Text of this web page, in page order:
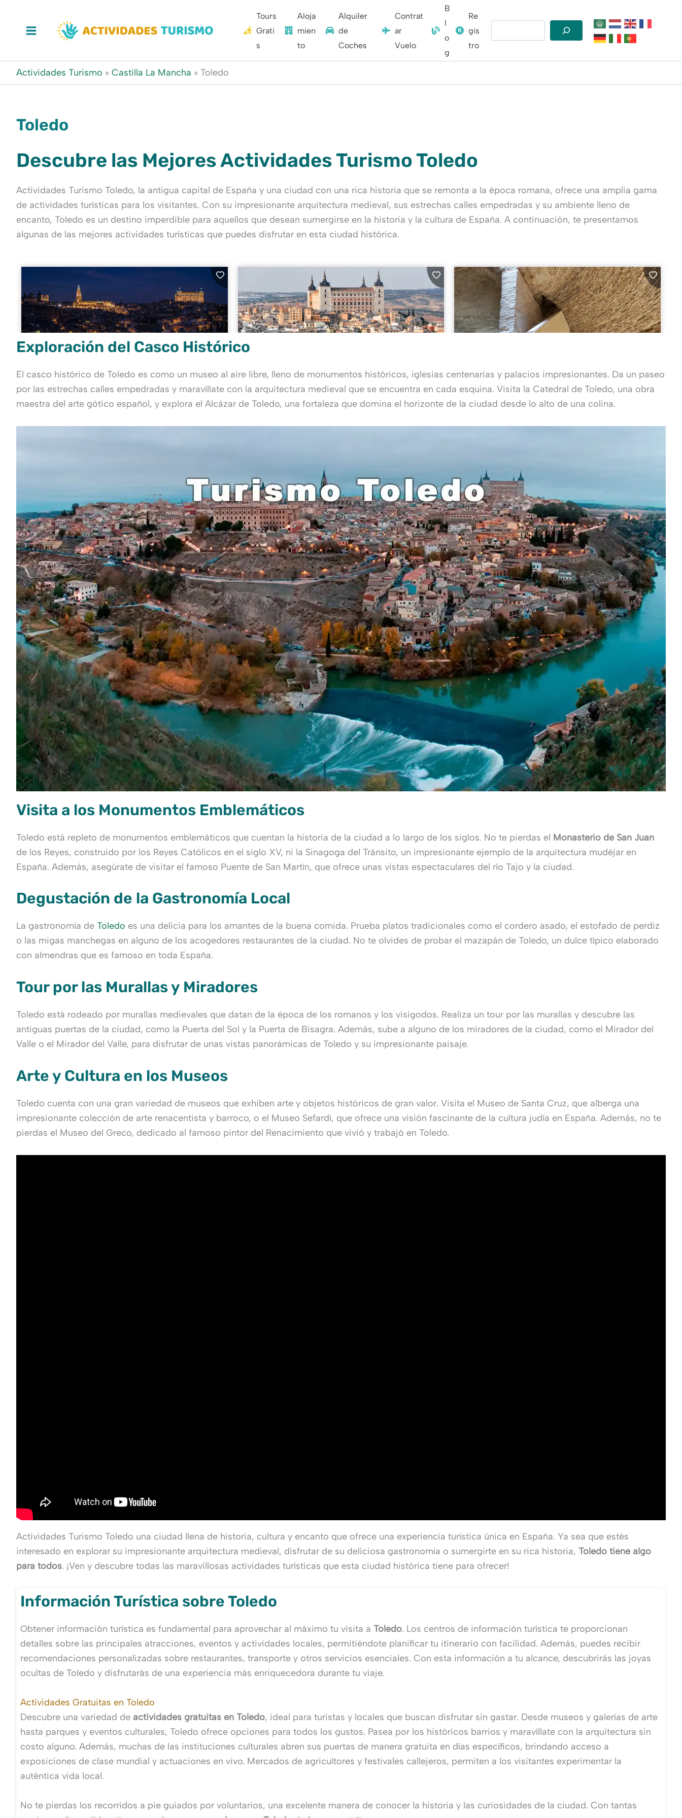
contenido
Tours
Grati
s
Aloja
mien
to
Alquiler
de
Coches
Contrat
ar
Vuelo
B
l
o
g
Re
gis
tro
Buscar
Actividades Turismo » Castilla La Mancha » Toledo
Toledo
Descubre las Mejores Actividades Turismo Toledo
Actividades Turismo Toledo, la antigua capital de España y una ciudad con una rica historia que se remonta a la época romana, ofrece una amplia gama
de actividades turísticas para los visitantes. Con su impresionante arquitectura medieval, sus estrechas calles empedradas y su ambiente lleno de
encanto, Toledo es un destino imperdible para aquellos que desean sumergirse en la historia y la cultura de España. A continuación, te presentamos
algunas de las mejores actividades turísticas que puedes disfrutar en esta ciudad histórica.
Exploración del Casco Histórico
El casco histórico de Toledo es como un museo al aire libre, lleno de monumentos históricos, iglesias centenarias y palacios impresionantes. Da un paseo
por las estrechas calles empedradas y maravíllate con la arquitectura medieval que se encuentra en cada esquina. Visita la Catedral de Toledo, una obra
maestra del arte gótico español, y explora el Alcázar de Toledo, una fortaleza que domina el horizonte de la ciudad desde lo alto de una colina.
Visita a los Monumentos Emblemáticos
Toledo está repleto de monumentos emblemáticos que cuentan la historia de la ciudad a lo largo de los siglos. No te pierdas el Monasterio de San Juan
de los Reyes, construido por los Reyes Católicos en el siglo XV, ni la Sinagoga del Tránsito, un impresionante ejemplo de la arquitectura mudéjar en
España. Además, asegúrate de visitar el famoso Puente de San Martín, que ofrece unas vistas espectaculares del río Tajo y la ciudad.
Degustación de la Gastronomía Local
La gastronomía de Toledo es una delicia para los amantes de la buena comida. Prueba platos tradicionales como el cordero asado, el estofado de perdiz
o las migas manchegas en alguno de los acogedores restaurantes de la ciudad. No te olvides de probar el mazapán de Toledo, un dulce típico elaborado
con almendras que es famoso en toda España.
Tour por las Murallas y Miradores
Toledo está rodeado por murallas medievales que datan de la época de los romanos y los visigodos. Realiza un tour por las murallas y descubre las
antiguas puertas de la ciudad, como la Puerta del Sol y la Puerta de Bisagra. Además, sube a alguno de los miradores de la ciudad, como el Mirador del
Valle o el Mirador del Valle, para disfrutar de unas vistas panorámicas de Toledo y su impresionante paisaje.
Arte y Cultura en los Museos
Toledo cuenta con una gran variedad de museos que exhiben arte y objetos históricos de gran valor. Visita el Museo de Santa Cruz, que alberga una
impresionante colección de arte renacentista y barroco, o el Museo Sefardí, que ofrece una visión fascinante de la cultura judía en España. Además, no te
pierdas el Museo del Greco, dedicado al famoso pintor del Renacimiento que vivió y trabajó en Toledo.
Actividades Turismo Toledo una ciudad llena de historia, cultura y encanto que ofrece una experiencia turística única en España. Ya sea que estés
interesado en explorar su impresionante arquitectura medieval, disfrutar de su deliciosa gastronomía o sumergirte en su rica historia, Toledo tiene algo
para todos. ¡Ven y descubre todas las maravillosas actividades turísticas que esta ciudad histórica tiene para ofrecer!
Información Turística sobre Toledo
Obtener información turística es fundamental para aprovechar al máximo tu visita a Toledo. Los centros de información turística te proporcionan
detalles sobre las principales atracciones, eventos y actividades locales, permitiéndote planificar tu itinerario con facilidad. Además, puedes recibir
recomendaciones personalizadas sobre restaurantes, transporte y otros servicios esenciales. Con esta información a tu alcance, descubrirás las joyas
ocultas de Toledo y disfrutarás de una experiencia más enriquecedora durante tu viaje.
Actividades Gratuitas en Toledo
Descubre una variedad de actividades gratuitas en Toledo, ideal para turistas y locales que buscan disfrutar sin gastar. Desde museos y galerías de arte
hasta parques y eventos culturales, Toledo ofrece opciones para todos los gustos. Pasea por los históricos barrios y maravíllate con la arquitectura sin
costo alguno. Además, muchas de las instituciones culturales abren sus puertas de manera gratuita en días específicos, brindando acceso a
exposiciones de clase mundial y actuaciones en vivo. Mercados de agricultores y festivales callejeros, permiten a los visitantes experimentar la
auténtica vida local.
No te pierdas los recorridos a pie guiados por voluntarios, una excelente manera de conocer la historia y las curiosidades de la ciudad. Con tantas